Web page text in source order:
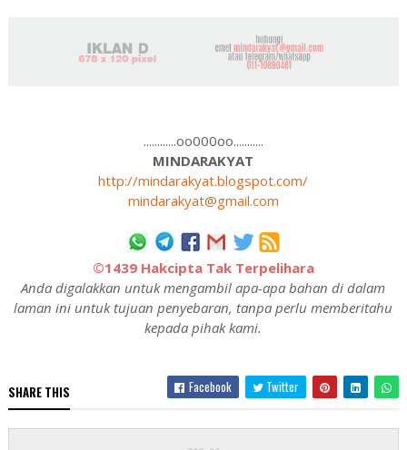
............oo000oo...........
MINDARAKYAT
http://mindarakyat.blogspot.com/
mindarakyat@gmail.com
©1439 Hakcipta Tak Terpelihara
Anda digalakkan untuk mengambil apa-apa bahan di dalam
laman ini untuk tujuan penyebaran, tanpa perlu memberitahu
kepada pihak kami.
SHARE THIS Facebook Twitter